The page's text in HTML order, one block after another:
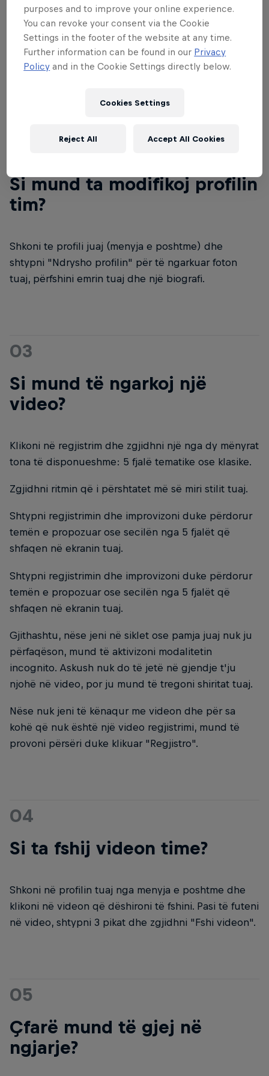
emailin tuaj dhe një fjalëkalim. Ne do t'ju dërgojmë
një email për të verifikuar që jeni ju.
Gjatë procesit të regjistrimit ju duhet të zgjidhni
emrin tuaj të përdoruesit dhe të tregoni vendin tuaj
Si mund ta modifikoj profilin
tim?
Shkoni te profili juaj (menyja e poshtme) dhe
shtypni "Ndrysho profilin" për të ngarkuar foton
tuaj, përfshini emrin tuaj dhe një biografi.
03
Si mund të ngarkoj një
video?
Klikoni në regjistrim dhe zgjidhni një nga dy mënyrat
tona të disponueshme: 5 fjalë tematike ose klasike.​
Zgjidhni ritmin që i përshtatet më së miri stilit tuaj.​
Shtypni regjistrimin dhe improvizoni duke përdorur
temën e propozuar ose secilën nga 5 fjalët që
shfaqen në ekranin tuaj.​
Shtypni regjistrimin dhe improvizoni duke përdorur
temën e propozuar ose secilën nga 5 fjalët që
shfaqen në ekranin tuaj.
Gjithashtu, nëse jeni në siklet ose pamja juaj nuk ju
përfaqëson, mund të aktivizoni modalitetin
incognito. Askush nuk do të jetë në gjendje t'ju
njohë në video, por ju mund të tregoni shiritat tuaj.
Nëse nuk jeni të kënaqur me videon dhe për sa
kohë që nuk është një video regjistrimi, mund të
provoni përsëri duke klikuar "Regjistro".
04
Si ta fshij videon time?
Shkoni në profilin tuaj nga menyja e poshtme dhe
klikoni në videon që dëshironi të fshini. Pasi të futeni
në video, shtypni 3 pikat dhe zgjidhni "Fshi videon".
05
Çfarë mund të gjej në
ngjarje?
purposes and to improve your online experience.
You can revoke your consent via the Cookie
Settings in the footer of the website at any time.
Further information can be found in our Privacy
Policy and in the Cookie Settings directly below.
Cookies Settings
Reject All Accept All Cookies